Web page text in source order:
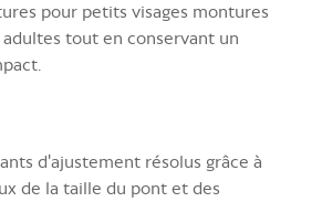
pour petits visages montures
tout en conservant un
d'ajustement résolus grâce à
de la taille du pont et des